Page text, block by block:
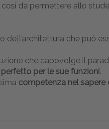
da permettere allo
dell'architettura che può
che capovolge il
per le sue funzioni .
competenza nel sapere